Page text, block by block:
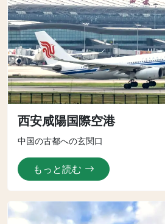
西安咸陽国際空港
中国の古都への玄関口
もっと読む